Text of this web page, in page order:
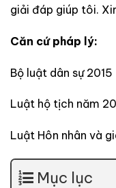
giải đáp giúp tôi.
Căn cứ pháp lý:
Bộ luật dân sự 2015
Luật hộ tịch năm
Luật Hôn nhân và
Mục lục